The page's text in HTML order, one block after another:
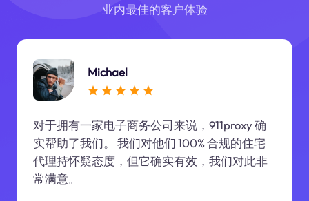
业内最佳的客户体验
Michael
对于拥有一家电子商务公司来说，911proxy 确
实帮助了我们。 我们对他们 100% 合规的住宅
代理持怀疑态度，但它确实有效，我们对此非
常满意。